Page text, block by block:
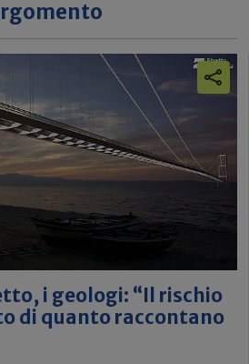
i geologi: “Il rischio
di quanto raccontano